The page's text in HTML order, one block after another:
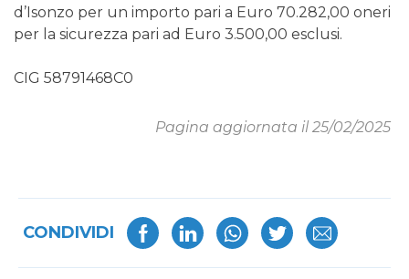
d’Isonzo per un importo pari a Euro 70.282,00 oneri
per la sicurezza pari ad Euro 3.500,00 esclusi.
CIG 58791468C0
Pagina aggiornata il 25/02/2025
CONDIVIDI